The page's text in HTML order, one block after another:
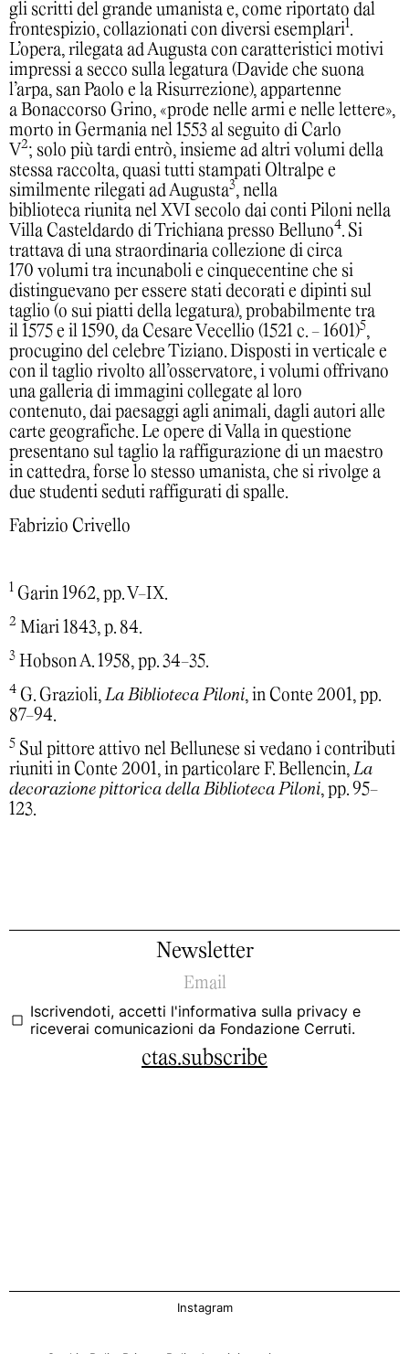
gli scritti del grande umanista e, come riportato dal
frontespizio, collazionati con diversi esemplari1
L’opera, rilegata ad Augusta con caratteristici motivi
impressi a secco sulla legatura (Davide che suona
l’arpa, san Paolo e la Risurrezione), appartenne
a Bonaccorso Grino, «prode nelle armi e nelle lettere»,
morto in Germania nel 1553 al seguito di Carlo
V2; solo più tardi entrò, insieme ad altri volumi della
stessa raccolta, quasi tutti stampati Oltralpe e
similmente rilegati ad Augusta3
, nella
biblioteca riunita nel XVI secolo dai conti Piloni nella
Villa Casteldardo di Trichiana presso Belluno4
. Si
trattava di una straordinaria collezione di circa
170 volumi tra incunaboli e cinquecentine che si
distinguevano per essere stati decorati e dipinti sul
taglio (o sui piatti della legatura), probabilmente tra
il 1575 e il 1590, da Cesare Vecellio (1521 c. - 1601)5
procugino del celebre Tiziano. Disposti in verticale e
con il taglio rivolto all’osservatore, i volumi offrivano
una galleria di immagini collegate al loro
contenuto, dai paesaggi agli animali, dagli autori alle
carte geografiche. Le opere di Valla in questione
presentano sul taglio la raffigurazione di un maestro
in cattedra, forse lo stesso umanista, che si rivolge a
due studenti seduti raffigurati di spalle.
Fabrizio Crivello
1 Garin 1962, pp. V-IX.
2 Miari 1843, p. 84.
3 Hobson A. 1958, pp. 34-35.
4 G. Grazioli, La Biblioteca Piloni , in Conte 2001, pp.
87-94.
5 Sul pittore attivo nel Bellunese si vedano i contributi
riuniti in Conte 2001, in particolare F. Bellencin, La
decorazione pittorica della Biblioteca Piloni , pp. 95-
123.
Newsletter
Iscrivendoti, accetti l'informativa sulla privacy e
riceverai comunicazioni da Fondazione Cerruti.
ctas.subscribe
Instagram